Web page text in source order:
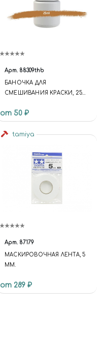
Арт. 88309thb
БАНОЧКА ДЛЯ
СМЕШИВАНИЯ КРАСКИ, 25
от 50 ₽
tamiya
Арт. 87179
МАСКИРОВОЧНАЯ ЛЕНТА, 5
ММ.
от 289 ₽